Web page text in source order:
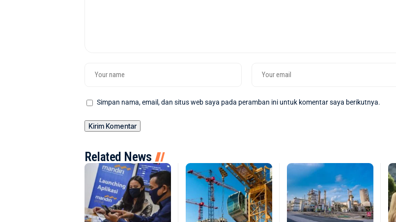
Simpan nama, email, dan situs web saya pada peramban ini untuk komentar saya berikutnya.
Related News